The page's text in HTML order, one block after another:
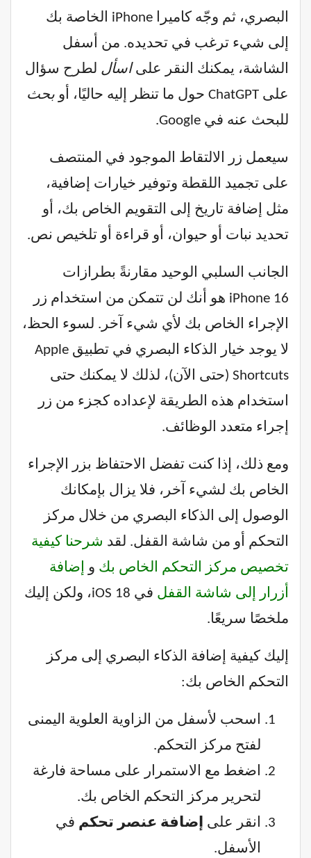
البصري، ثم وجّه كاميرا iPhone الخاصة بك
إلى شيء ترغب في تحديده. من أسفل
الشاشة، يمكنك النقر علىاسأل لطرح سؤال
على ChatGPT حول ما تنظر إليه حاليًا، أو
بحث
للبحث عنه في Google.
سيعمل زر الالتقاط الموجود في المنتصف
على تجميد اللقطة وتوفير خيارات إضافية،
مثل إضافة تاريخ إلى التقويم الخاص بك، أو
تحديد نبات أو حيوان، أو قراءة أو تلخيص نص.
الجانب السلبي الوحيد مقارنةً بطرازات
iPhone 16 هو أنك لن تتمكن من استخدام زر
الإجراء الخاص بك لأي شيء آخر. لسوء الحظ،
لا يوجد خيار الذكاء البصري في تطبيق Apple
Shortcuts (حتى الآن)، لذلك لا يمكنك حتى
استخدام هذه الطريقة لإعداده كجزء من زر
إجراء متعدد الوظائف.
ومع ذلك، إذا كنت تفضل الاحتفاظ بزر الإجراء
الخاص بك لشيء آخر، فلا يزال بإمكانك
الوصول إلى الذكاء البصري من خلال مركز
التحكم أو من شاشة القفل. لقد شرحنا كيفية
تخصيص مركز التحكم الخاص بك و
إضافة
أزرار إلى شاشة القفل
في iOS 18، ولكن إليك
ملخصًا سريعًا.
إليك كيفية إضافة الذكاء البصري إلى مركز
التحكم الخاص بك:
اسحب لأسفل من الزاوية العلوية اليمنى
لفتح مركز التحكم.
اضغط مع الاستمرار على مساحة فارغة
لتحرير مركز التحكم الخاص بك.
انقر على
إضافة عنصر تحكم في
الأسفل.